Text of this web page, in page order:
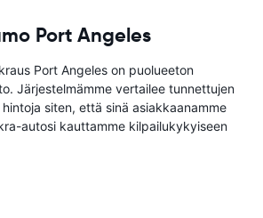
Port Angeles
Port Angeles on puolueeton
Järjestelmämme vertailee tunnettujen
siten, että sinä asiakkaanamme
autosi kauttamme kilpailukykyiseen